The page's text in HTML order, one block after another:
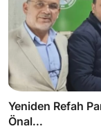
Yeniden Refah
Önal...